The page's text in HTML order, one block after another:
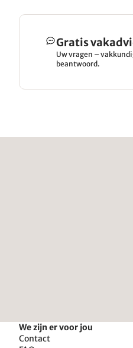
Gratis
Uw vragen –
beantwoord.
We zijn er voor jou
Contact